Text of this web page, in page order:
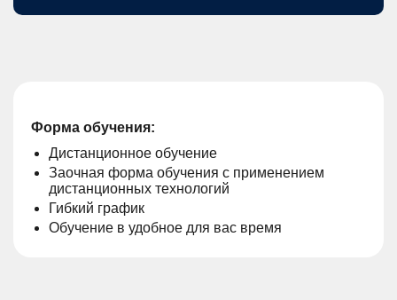
Форма обучения:
Дистанционное обучение
Заочная форма обучения с применением
дистанционных технологий
Гибкий график
Обучение в удобное для вас время